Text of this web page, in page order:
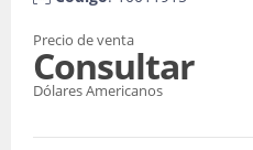
Precio de venta
Consultar
Dólares Americanos